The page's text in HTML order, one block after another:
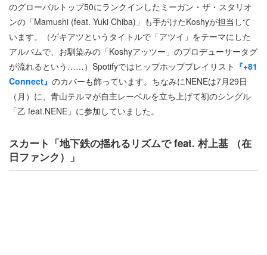
のグローバルトップ50にランクインしたミーガン・ザ・スタリオ
ンの「Mamushi (feat. Yuki Chiba)」も手がけたKoshyが担当して
います。（ゲキアツというタイトルで「アツイ」をテーマにした
アルバムで、お馴染みの「Koshyアッツー」のプロデューサータグ
が流れるという……）Spotifyではヒップホッププレイリスト 『+81
Connect』 のカバーも飾っています。ちなみにNENEは7月29日
（月）に、青山テルマが自主レーベルを立ち上げて初のシングル
「乙 feat.NENE」に参加していました。
スカート「地下鉄の揺れるリズムで feat. 村上基 （在
日ファンク）」